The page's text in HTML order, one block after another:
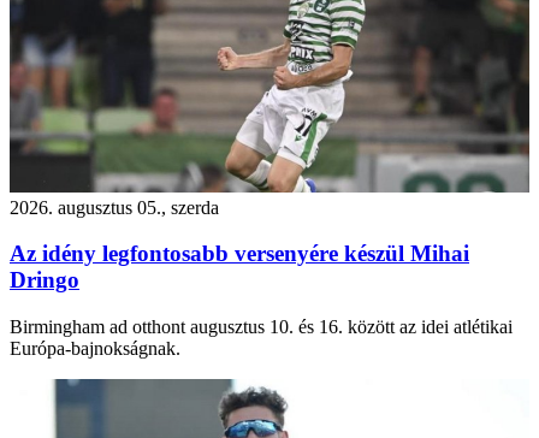
2026. augusztus 05., szerda
Az idény legfontosabb versenyére készül Mihai
Dringo
Birmingham ad otthont augusztus 10. és 16. között az idei atlétikai
Európa-bajnokságnak.